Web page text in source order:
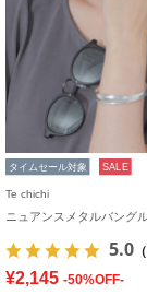
タイムセール対象 SALE
Te chichi
5.0
¥2,145 -50%OFF-